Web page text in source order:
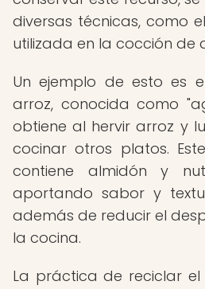
diversas técnicas, como
utilizada en la cocción de
Un ejemplo de esto es
arroz, conocida como
obtiene al hervir arroz y
cocinar otros platos.
contiene almidón y
aportando sabor y
además de reducir el
la cocina.
La práctica de reciclar